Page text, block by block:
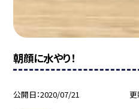
朝顔に水やり！
公開日 2020/07/21 更